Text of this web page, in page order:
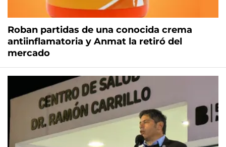
Roban partidas de una conocida crema
antiinflamatoria y Anmat la retiró del
mercado